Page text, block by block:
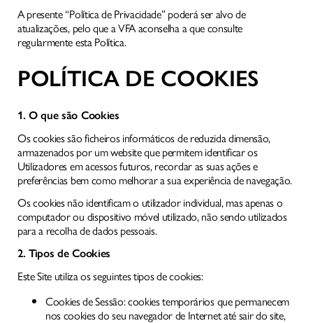
A presente “Política de Privacidade” poderá ser alvo de
atualizações, pelo que a VFA aconselha a que consulte
regularmente esta Política.
POLÍTICA DE COOKIES
1. O que são Cookies
Os cookies são ficheiros informáticos de reduzida dimensão,
armazenados por um website que permitem identificar os
Utilizadores em acessos futuros, recordar as suas ações e
preferências bem como melhorar a sua experiência de navegação.
Os cookies não identificam o utilizador individual, mas apenas o
computador ou dispositivo móvel utilizado, não sendo utilizados
para a recolha de dados pessoais.
2. Tipos de Cookies
Este Site utiliza os seguintes tipos de cookies:
Cookies de Sessão: cookies temporários que permanecem
nos cookies do seu navegador de Internet até sair do site,